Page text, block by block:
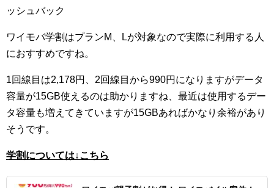
ッシュバック
ワイモバ学割はプランM、Lが対象なので実際に利用する人
におすすめですね。
1回線目は2,178円、2回線目から990円になりますがデータ
容量が15GB使えるのは助かりますね、最近は使用するデー
タ容量も増えてきていますが15GBあればかなり余裕があり
そうです。
学割については↓こちら